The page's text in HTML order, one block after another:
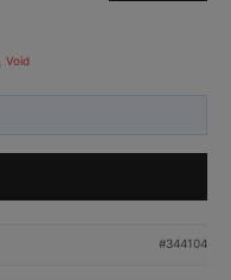
Void
#344104